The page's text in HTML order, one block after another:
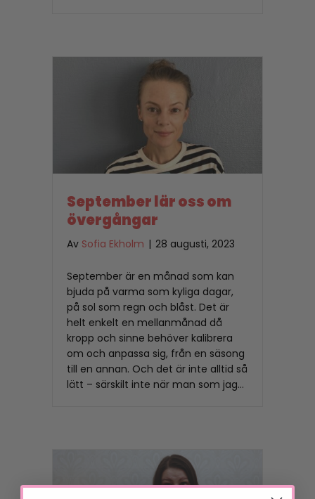
September lär oss om
övergångar
Av Sofia Ekholm | 28 augusti, 2023
September är en månad som kan
bjuda på varma som kyliga dagar,
på sol som regn och blåst. Det är
helt enkelt en mellanmånad då
kropp och sinne behöver kalibrera
om och anpassa sig, från en säsong
till en annan. Och det är inte alltid så
lätt – särskilt inte när man som jag…